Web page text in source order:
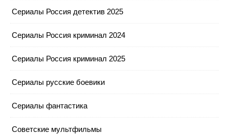
Сериалы Россия детектив 2025
Сериалы Россия криминал 2024
Сериалы Россия криминал 2025
Сериалы русские боевики
Сериалы фантастика
Советские мультфильмы